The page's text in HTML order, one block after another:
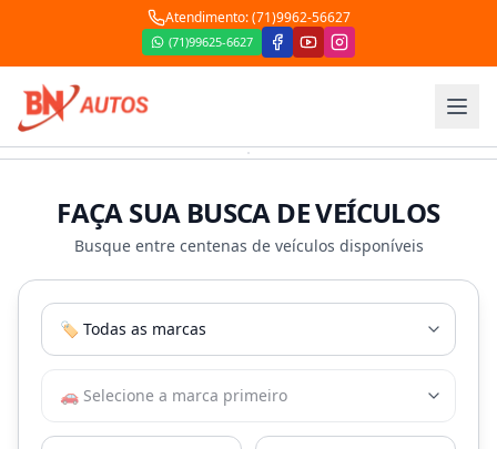
Atendimento: (71)9962-56627
(71)99625-6627
FAÇA SUA BUSCA DE VEÍCULOS
Busque entre centenas de veículos disponíveis